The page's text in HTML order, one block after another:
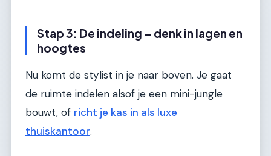
Stap 3: De indeling – denk in lagen en
hoogtes
Nu komt de stylist in je naar boven. Je gaat
de ruimte indelen alsof je een mini-jungle
bouwt, of richt je kas in als luxe
thuiskantoor.